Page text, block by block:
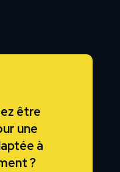
être
une
à
?